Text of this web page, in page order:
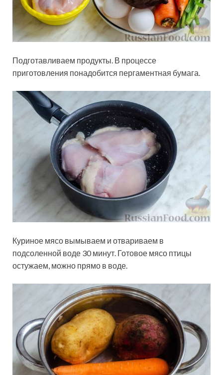
Подготавливаем продукты. В процессе
приготовления понадобится пергаментная бумага.
Куриное мясо вымываем и отвариваем в
подсоленной воде 30 минут. Готовое мясо птицы
остужаем, можно прямо в воде.